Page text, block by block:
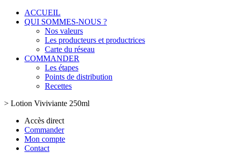
ACCUEIL
QUI SOMMES-NOUS ?
Nos valeurs
Les producteurs et productrices
Carte du réseau
COMMANDER
Les étapes
Points de distribution
Recettes
> Lotion Viviviante 250ml
Accès direct
Commander
Mon compte
Contact